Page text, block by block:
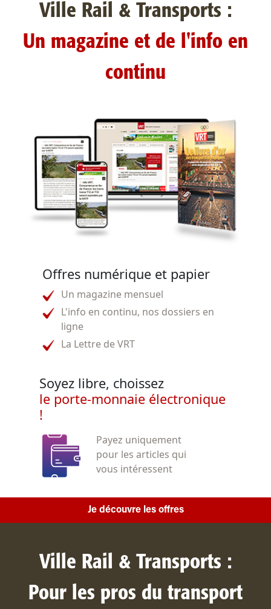
Ville Rail & Transports :
Un magazine et de l'info en
continu
Offres numérique et papier
Un magazine mensuel
L'info en continu, nos dossiers en
ligne
La Lettre de VRT
Soyez libre, choissez
le porte-monnaie électronique
!
Payez uniquement
pour les articles qui
vous intéressent
Je découvre les offres
Ville Rail & Transports :
Pour les pros du transport